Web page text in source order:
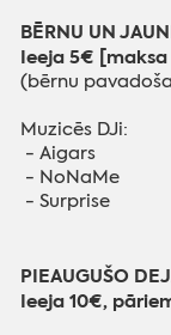
BĒRNU UN
Ieeja 5€
(bērnu
Muzicēs DJi:
- Aigars
- NoNaMe
- Surprise
PIEAUGUŠO
Ieeja 10€,